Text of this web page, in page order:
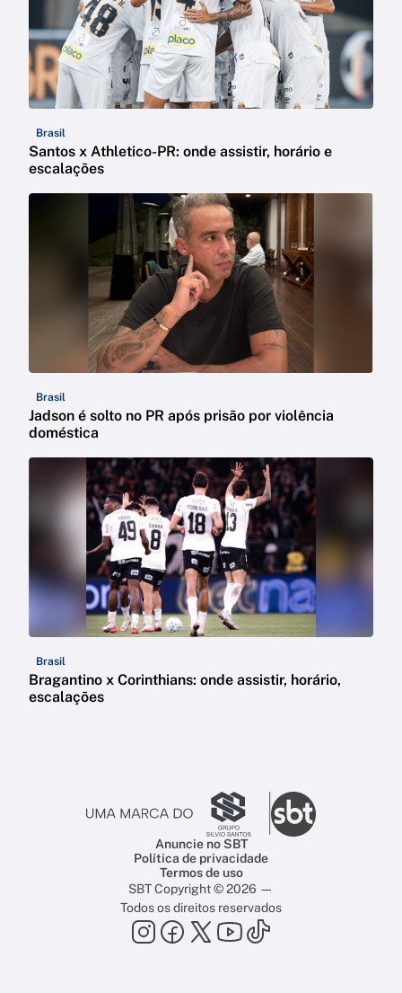
Brasil
Santos x Athletico-PR: onde assistir, horário e
escalações
Brasil
Jadson é solto no PR após prisão por violência
doméstica
Brasil
Bragantino x Corinthians: onde assistir, horário,
escalações
Anuncie no SBT
Política de privacidade
Termos de uso
SBT Copyright © 2026 —
Todos os direitos reservados